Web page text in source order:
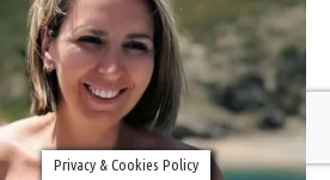
Privacy & Cookies Policy